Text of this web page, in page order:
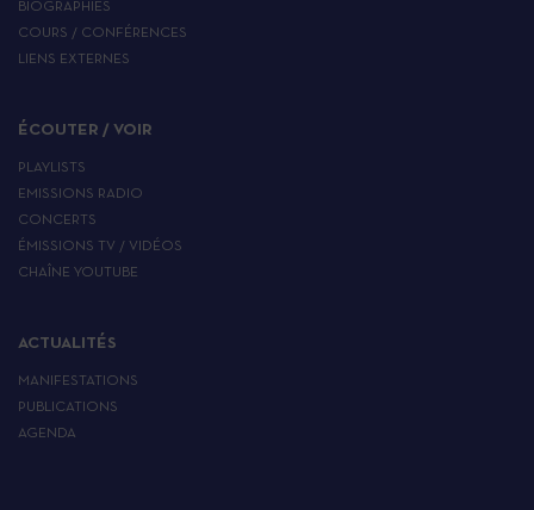
BIOGRAPHIES
COURS / CONFÉRENCES
LIENS EXTERNES
ÉCOUTER / VOIR
PLAYLISTS
EMISSIONS RADIO
CONCERTS
ÉMISSIONS TV / VIDÉOS
CHAÎNE YOUTUBE
ACTUALITÉS
MANIFESTATIONS
PUBLICATIONS
AGENDA